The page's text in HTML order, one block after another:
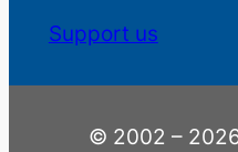
Support us
© 2002 –